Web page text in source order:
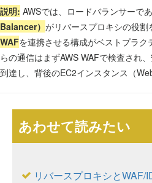
説明: AWSでは、ロードバランサーで
Balancer） がリバースプロキシの役
WAFを連携させる構成がベストプラ
らの通信はまずAWS WAFで検査され
到達し、背後のEC2インスタンス（
あわせて読みたい
リバースプロキシとWAF/